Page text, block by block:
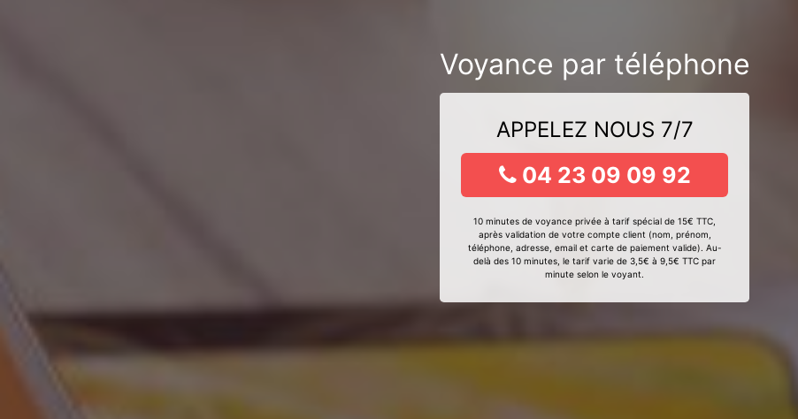
Voyance par téléphone
APPELEZ NOUS 7/7
04 23 09 09 92
10 minutes de voyance privée à tarif spécial de 15€ TTC,
après validation de votre compte client (nom, prénom,
téléphone, adresse, email et carte de paiement valide). Au-
delà des 10 minutes, le tarif varie de 3,5€ à 9,5€ TTC par
minute selon le voyant.